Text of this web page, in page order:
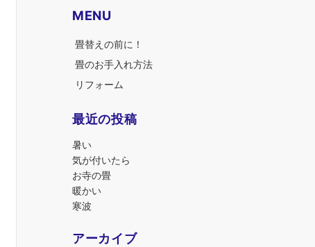
MENU
畳替えの前に！
畳のお手入れ方法
リフォーム
最近の投稿
暑い
気が付いたら
お寺の畳
暖かい
寒波
アーカイブ